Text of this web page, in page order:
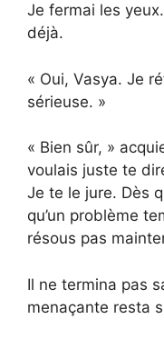
Je fermai les
déjà.
« Oui, Vasya. Je
sérieuse. »
« Bien sûr, »
voulais juste te
Je te le jure. Dès
qu’un problème
résous pas
Il ne termina pas
menaçante resta